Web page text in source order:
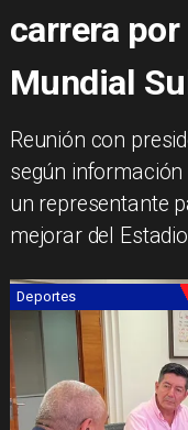
carrera
Mundial
Reunión con
según
un representante
mejorar del
Deportes